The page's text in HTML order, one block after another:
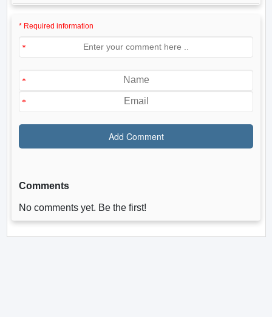
* Required information
Comments
No comments yet. Be the first!